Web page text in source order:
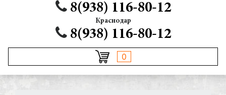
8(938) 116-80-12
Краснодар
8(938) 116-80-12
0